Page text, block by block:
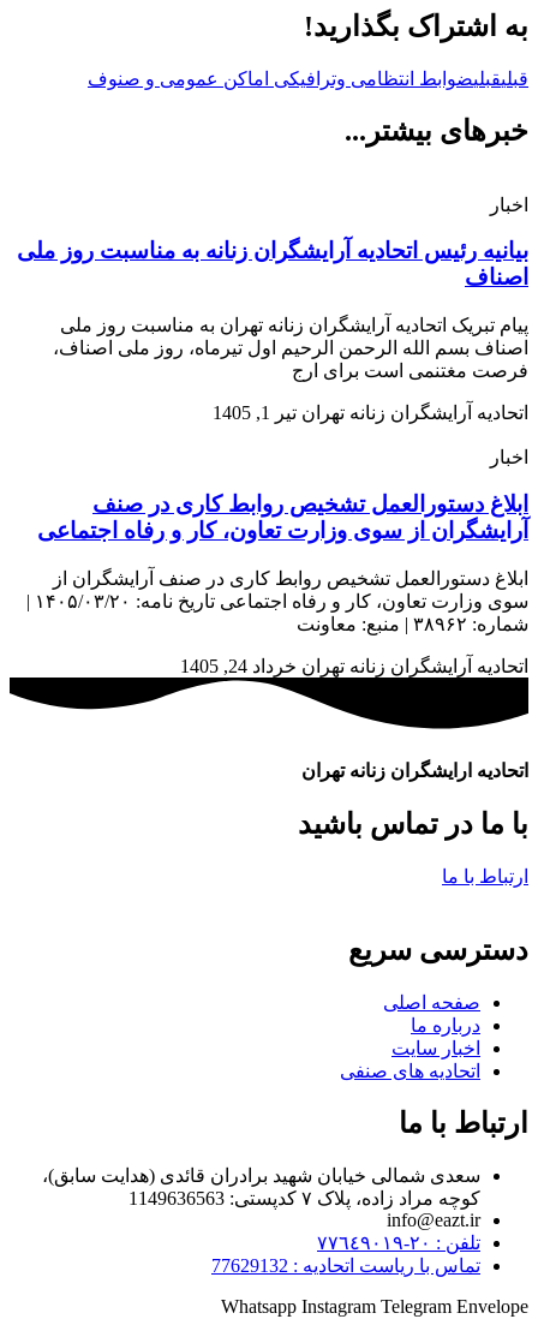
به اشتراک بگذارید!
قبلیقبلیضوابط انتظامی وترافیکی اماکن عمومی و صنوف
خبرهای بیشتر...
اخبار
بیانیه رئیس اتحادیه آرایشگران زنانه به مناسبت روز ملی
اصناف
پیام تبریک اتحادیه آرایشگران زنانه تهران به مناسبت روز ملی
اصناف بسم الله الرحمن الرحیم اول تیرماه، روز ملی اصناف،
فرصت مغتنمی است برای ارج
اتحادیه آرایشگران زنانه تهران تیر 1, 1405
اخبار
ابلاغ دستورالعمل تشخیص روابط کاری در صنف
آرایشگران از سوی وزارت تعاون، کار و رفاه اجتماعی
ابلاغ دستورالعمل تشخیص روابط کاری در صنف آرایشگران از
سوی وزارت تعاون، کار و رفاه اجتماعی تاریخ نامه: ۱۴۰۵/۰۳/۲۰ |
شماره: ۳۸۹۶۲ | منبع: معاونت
اتحادیه آرایشگران زنانه تهران خرداد 24, 1405
اتحادیه ارایشگران زنانه تهران
با ما در تماس باشید
ارتباط با ما
دسترسی سریع
صفحه اصلی
درباره ما
اخبار سایت
اتحادیه های صنفی
ارتباط با ما
سعدی شمالی خیابان شهید برادران قائدی (هدایت سابق)،
کوچه مراد زاده، پلاک ۷ کدپستی: 1149636563
info@eazt.ir
تلفن : ٢٠-٧٧٦٤٩٠١٩
تماس با ریاست اتحادیه : 77629132
Whatsapp Instagram Telegram Envelope